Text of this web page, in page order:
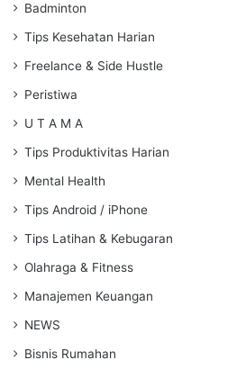
Badminton
Tips Kesehatan Harian
Freelance & Side Hustle
Peristiwa
U T A M A
Tips Produktivitas Harian
Mental Health
Tips Android / iPhone
Tips Latihan & Kebugaran
Olahraga & Fitness
Manajemen Keuangan
NEWS
Bisnis Rumahan